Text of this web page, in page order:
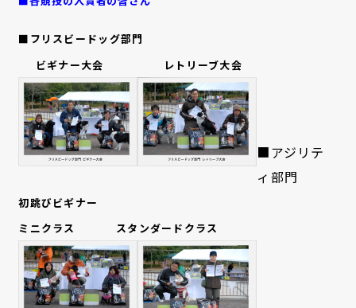
■フリスビードッグ部門
ビギナー大会 レトリーブ大会
■アジリテ
ィ部門
初跳びビギナー
ミニクラス スタンダードクラス